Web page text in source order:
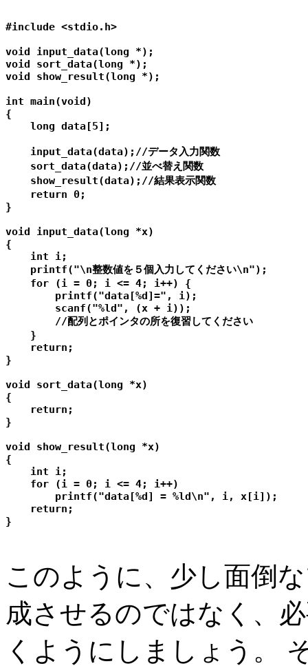
#include <stdio.h>
void input_data(long *);
void sort_data(long *);
void show_result(long *);
int main(void)
{
    long data[5];
    input_data(data);//データ入力関数
    sort_data(data);//並べ替え関数
    show_result(data);//結果表示関数
    return 0;
}
void input_data(long *x)
{
    int i;
    printf("\n整数値を５個入力してください\n");
    for (i = 0; i <= 4; i++) {
        printf("data[%d]=", i);
        scanf("%ld", (x + i));
        //配列とポインタの所を復習してください
    }
    return;
}
void sort_data(long *x)
{
    return;
}
void show_result(long *x)
{
    int i;
    for (i = 0; i <= 4; i++)
        printf("data[%d] = %ld\n", i, x[i]);
    return;
このように、少し面倒
成させるのではなく、
くようにしましょう。